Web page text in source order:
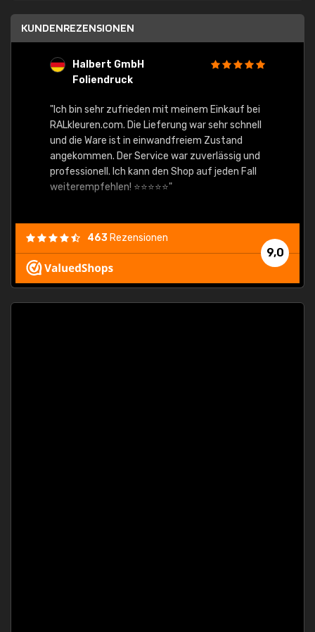
KUNDENREZENSIONEN
Halbert GmbH
Foliendruck
"Ich bin sehr zufrieden mit meinem Einkauf bei
RALkleuren.com. Die Lieferung war sehr schnell
und die Ware ist in einwandfreiem Zustand
angekommen. Der Service war zuverlässig und
professionell. Ich kann den Shop auf jeden Fall
weiterempfehlen! ⭐⭐⭐⭐⭐"
9,0
463 Rezensionen